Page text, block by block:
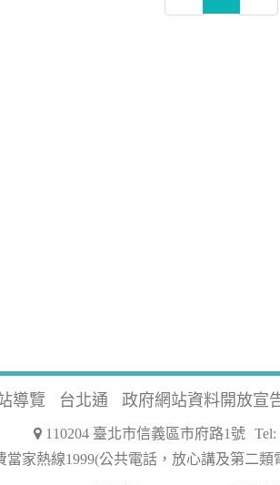
導覽 台北通 政府網站資料開放宣
110204 臺北市信義區市府路1號
Tel:
當家熱線1999(公共電話，放心講及第二類